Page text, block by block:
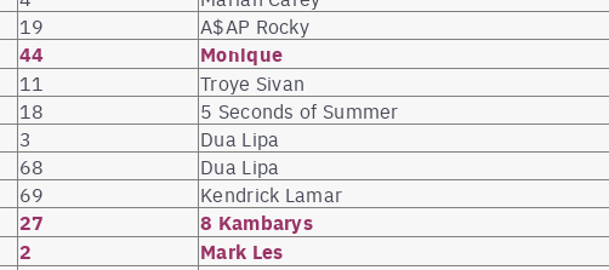
19 A$AP Rocky
44 Monique
11 Troye Sivan
18 5 Seconds of Summer
3 Dua Lipa
68 Dua Lipa
69 Kendrick Lamar
27 8 Kambarys
2 Mark Les